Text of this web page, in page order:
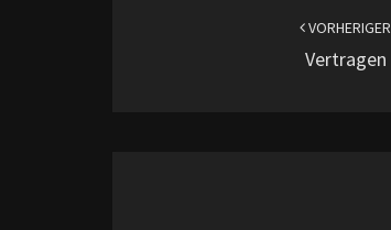
VORHERIGER
Vertragen